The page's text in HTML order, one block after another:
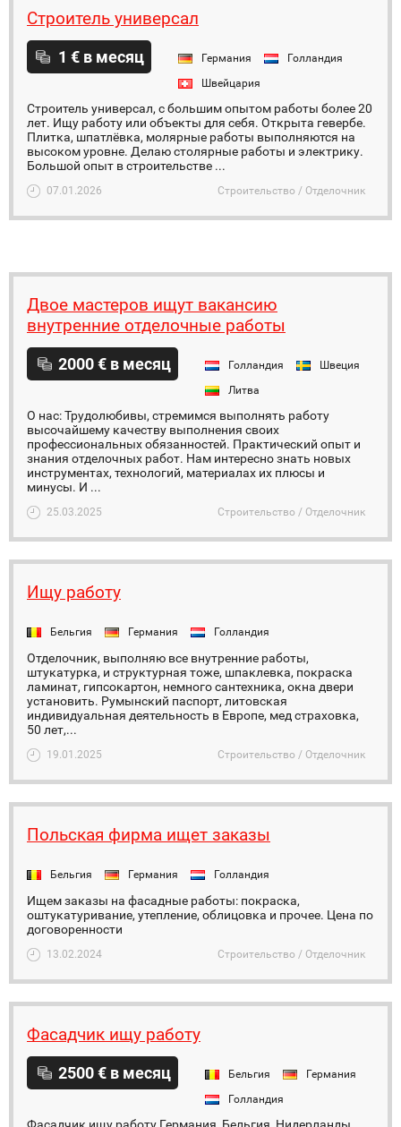
Строитель универсал
1 € в месяц Германия
Голландия
Швейцария
Строитель универсал, с большим опытом работы более 20
лет. Ищу работу или объекты для себя. Открыта гевербе.
Плитка, шпатлёвка, молярные работы выполняются на
высоком уровне. Делаю столярные работы и электрику.
Большой опыт в строительстве ...
07.01.2026 Строительство / Отделочник
Двое мастеров ищут вакансию
внутренние отделочные работы
2000 € в месяц Голландия
Швеция
Литва
О нас: Трудолюбивы, стремимся выполнять работу
высочайшему качеству выполнения своих
профессиональных обязанностей. Практический опыт и
знания отделочных работ. Нам интересно знать новых
инструментах, технологий, материалах их плюсы и
минусы. И ...
25.03.2025 Строительство / Отделочник
Ищу работу
Бельгия Германия Голландия
Отделочник, выполняю все внутренние работы,
штукатурка, и структурная тоже, шпаклевка, покраска
ламинат, гипсокартон, немного сантехника, окна двери
установить. Румынский паспорт, литовская
индивидуальная деятельность в Европе, мед страховка,
50 лет,...
19.01.2025 Строительство / Отделочник
Польская фирма ищет заказы
Бельгия Германия Голландия
Ищем заказы на фасадные работы: покраска,
оштукатуривание, утепление, облицовка и прочее. Цена по
договоренности
13.02.2024 Строительство / Отделочник
Фасадчик ищу работу
2500 € в месяц Бельгия
Германия
Голландия